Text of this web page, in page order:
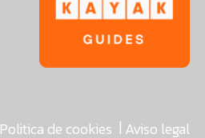
Politica de cookies | Aviso legal